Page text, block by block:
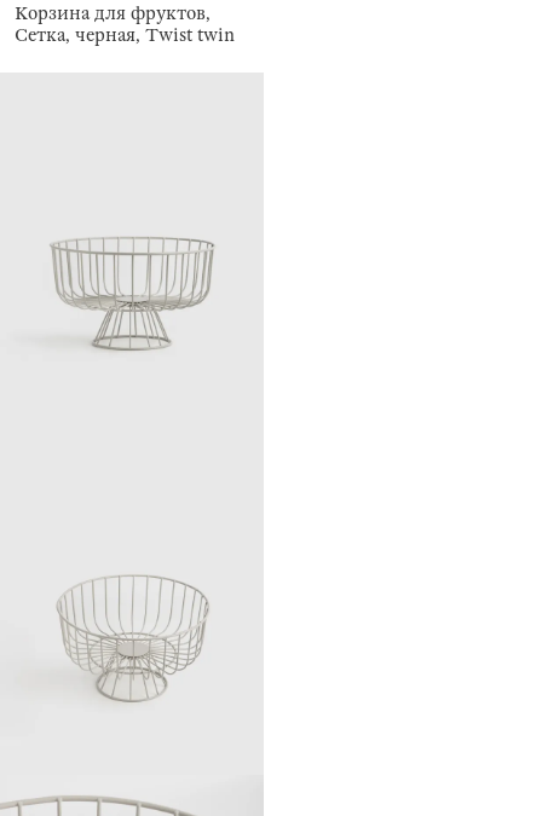
Корзина для фруктов,
Сетка, черная, Twist twin